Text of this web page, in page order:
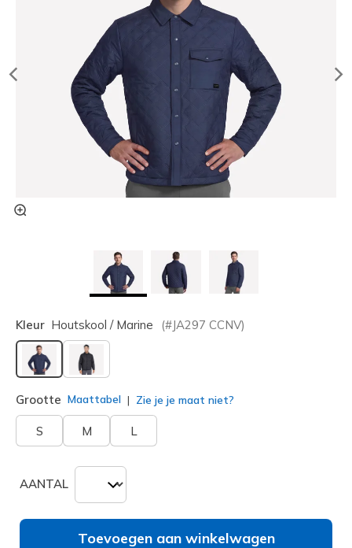
Kleur Houtskool / Marine (#JA297 CCNV)
geselecteerd
Grootte Maattabel Zie je je maat niet?
S M L
AANTAL
Toevoegen aan winkelwagen